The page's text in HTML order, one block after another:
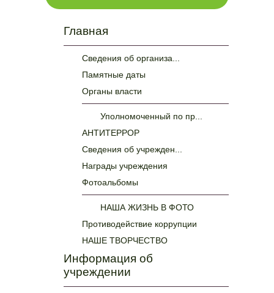
Главная
Сведения об организа...
Памятные даты
Органы власти
Уполномоченный по пр...
АНТИТЕРРОР
Сведения об учрежден...
Награды учреждения
Фотоальбомы
НАША ЖИЗНЬ В ФОТО
Противодействие коррупции
НАШЕ ТВОРЧЕСТВО
Информация об
учреждении